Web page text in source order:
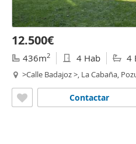
12.500€
436m2 4 Hab 4
>Calle Badajoz >, La Cabaña,
Contactar